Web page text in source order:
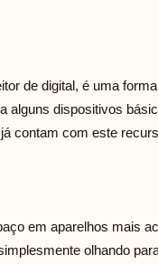
de digital, é uma
alguns dispositivos
contam com este
em aparelhos mais
olhando